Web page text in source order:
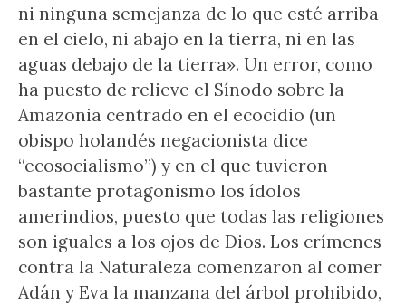
ni ninguna semejanza de lo que esté arriba
en el cielo, ni abajo en la tierra, ni en las
aguas debajo de la tierra». Un error, como
ha puesto de relieve el Sínodo sobre la
Amazonia centrado en el ecocidio (un
obispo holandés negacionista dice
“ecosocialismo”) y en el que tuvieron
bastante protagonismo los ídolos
amerindios, puesto que todas las religiones
son iguales a los ojos de Dios. Los crímenes
contra la Naturaleza comenzaron al comer
Adán y Eva la manzana del árbol prohibido,